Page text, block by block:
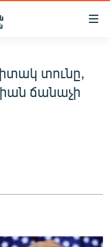
տունը,
ճանաչի